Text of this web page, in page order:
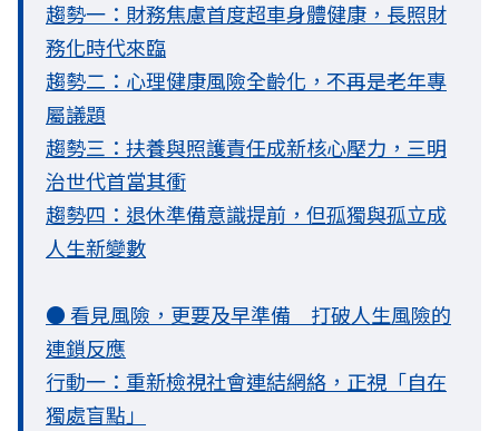
趨勢一：財務焦慮首度超車身體健康，長照財
務化時代來臨
趨勢二：心理健康風險全齡化，不再是老年專
屬議題
趨勢三：扶養與照護責任成新核心壓力，三明
治世代首當其衝
趨勢四：退休準備意識提前，但孤獨與孤立成
人生新變數
● 看見風險，更要及早準備 打破人生風險的
連鎖反應
行動一：重新檢視社會連結網絡，正視「自在
獨處盲點」